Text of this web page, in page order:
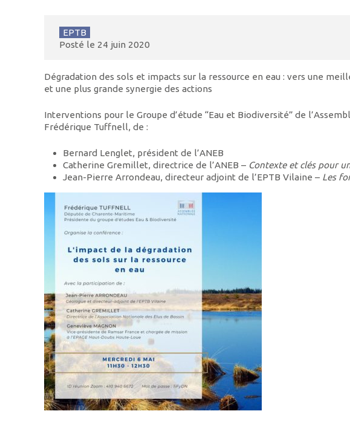
EPTB
Posté le 24 juin 2020
Dégradation des sols et impacts sur la ressource en eau : vers une
et une plus grande synergie des actions
Interventions pour le Groupe d’étude “Eau et Biodiversité” de
Frédérique Tuffnell, de :
Bernard Lenglet, président de l’ANEB
Catherine Gremillet, directrice de l’ANEB – Contexte et clés pour
Jean-Pierre Arrondeau, directeur adjoint de l’EPTB Vilaine – Les